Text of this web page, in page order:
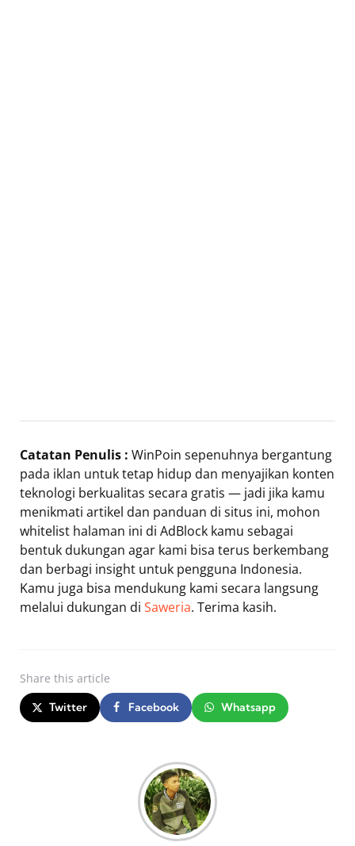
Catatan Penulis : WinPoin sepenuhnya bergantung
pada iklan untuk tetap hidup dan menyajikan konten
teknologi berkualitas secara gratis — jadi jika kamu
menikmati artikel dan panduan di situs ini, mohon
whitelist halaman ini di AdBlock kamu sebagai
bentuk dukungan agar kami bisa terus berkembang
dan berbagi insight untuk pengguna Indonesia.
Kamu juga bisa mendukung kami secara langsung
melalui dukungan di Saweria. Terima kasih.
Share this article
Twitter Facebook Whatsapp